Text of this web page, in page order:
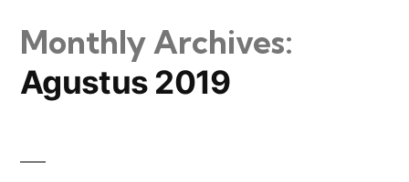
Monthly Archives:
Agustus 2019